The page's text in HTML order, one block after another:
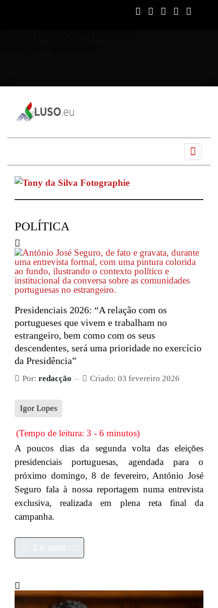
POLÍTICA
Presidenciais 2026: “A relação com os
portugueses que vivem e trabalham no
estrangeiro, bem como com os seus
descendentes, será uma prioridade no exercício
da Presidência”
Por: redacção Criado: 03 fevereiro 2026
Igor Lopes
(Tempo de leitura: 3 - 6 minutos)
A poucos dias da segunda volta das eleições
presidenciais portuguesas, agendada para o
próximo domingo, 8 de fevereiro, António José
Seguro fala à nossa reportagem numa entrevista
exclusiva, realizada em plena reta final da
campanha.